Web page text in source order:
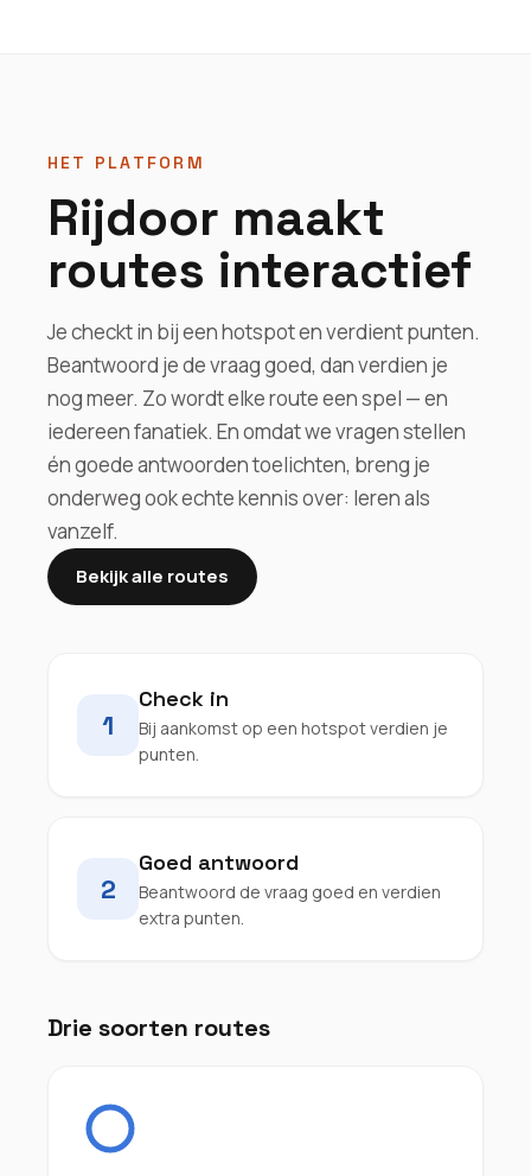
HET PLATFORM
Rijdoor maakt
routes interactief
Je checkt in bij een hotspot en verdient punten.
Beantwoord je de vraag goed, dan verdien je
nog meer. Zo wordt elke route een spel — en
iedereen fanatiek. En omdat we vragen stellen
én goede antwoorden toelichten, breng je
onderweg ook echte kennis over: leren als
vanzelf.
Bekijk alle routes
1
Check in
Bij aankomst op een hotspot verdien je
punten.
2
Goed antwoord
Beantwoord de vraag goed en verdien
extra punten.
Drie soorten routes